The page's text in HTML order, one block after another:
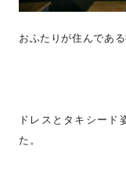
おふたりが住んであ
ドレスとタキシード
た。